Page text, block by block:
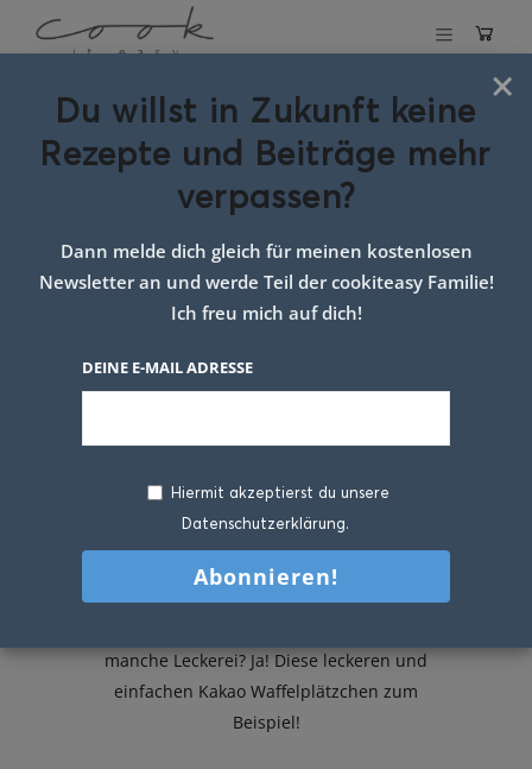
Schlagwort:
Kakao Waffeln
Kakao Waffelplätzchen
manche Leckerei? Ja! Diese leckeren und
einfachen Kakao Waffelplätzchen zum
Beispiel!
×
Du willst in Zukunft keine
Rezepte und Beiträge mehr
verpassen?
Dann melde dich gleich für meinen kostenlosen
Newsletter an und werde Teil der cookiteasy Familie!
Ich freu mich auf dich!
DEINE E-MAIL ADRESSE
Hiermit akzeptierst du unsere
Datenschutzerklärung.